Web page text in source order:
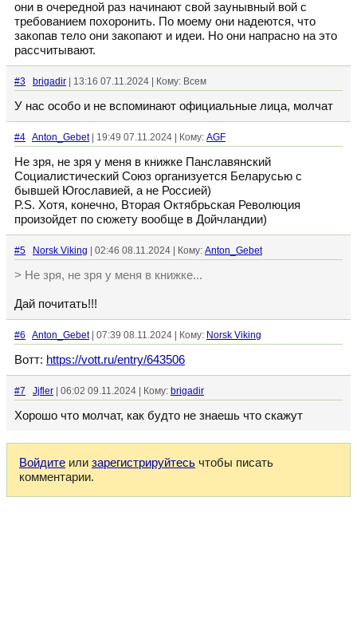
они в очередной раз начинают свой заунывный вой с
требованием похоронить. По моему они надеются, что
закопав тело они закопают и идеи. Но они напрасно на это
рассчитывают.
#3 brigadir | 13:16 07.11.2024 | Кому: Всем
У нас особо и не вспоминают официальные лица, молчат
#4 Anton_Gebet| 19:49 07.11.2024 | Кому: AGF
Не зря, не зря у меня в книжке Панславянский
Социалистический Союз организуется Беларусью с
бывшей Югославией, а не Россией)
P.S. Хотя, конечно, Вторая Октябрьская Революция
произойдет по сюжету вообще в Дойчландии)
#5 Norsk Viking | 02:46 08.11.2024 | Кому: Anton_Gebet
> Не зря, не зря у меня в книжке...
Дай почитать!!!
#6 Anton_Gebet| 07:39 08.11.2024 | Кому: Norsk Viking
Вотт: https://vott.ru/entry/643506
#7 Jjfler | 06:02 09.11.2024 | Кому: brigadir
Хорошо что молчат, как будто не знаешь что скажут
Войдите или зарегистрируйтесь чтобы писать
комментарии.